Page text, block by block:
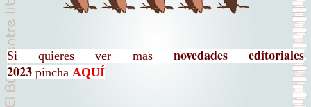
Si quieres ver mas novedades editoriales
2023 pincha AQUÍ